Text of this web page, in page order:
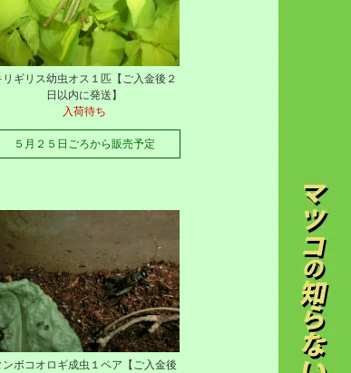
リギリス幼虫オス１匹【ご入金後２
日以内に発送】
入荷待ち
５月２５日ごろから販売予定
ンボコオロギ成虫１ペア【ご入金後